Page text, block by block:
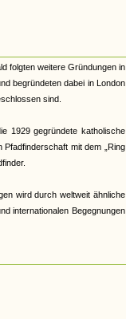
folgten weitere Gründungen in
begründeten dabei in London
sind.
1929 gegründete katholische
mit dem „Ring
wird durch weltweit ähnliche
internationalen Begegnungen